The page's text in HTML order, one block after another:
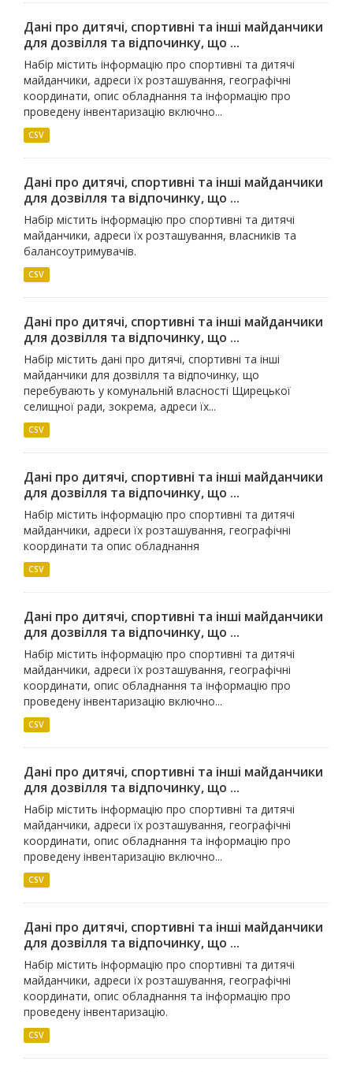
Дані про дитячі, спортивні та інші майданчики
для дозвілля та відпочинку, що ...
Набір містить інформацію про спортивні та дитячі
майданчики, адреси їх розташування, географічні
координати, опис обладнання та інформацію про
проведену інвентаризацію включно...
CSV
Дані про дитячі, спортивні та інші майданчики
для дозвілля та відпочинку, що ...
Набір містить інформацію про спортивні та дитячі
майданчики, адреси їх розташування, власників та
балансоутримувачів.
CSV
Дані про дитячі, спортивні та інші майданчики
для дозвілля та відпочинку, що ...
Набір містить дані про дитячі, спортивні та інші
майданчики для дозвілля та відпочинку, що
перебувають у комунальній власності Щирецької
селищної ради, зокрема, адреси їх...
CSV
Дані про дитячі, спортивні та інші майданчики
для дозвілля та відпочинку, що ...
Набір містить інформацію про спортивні та дитячі
майданчики, адреси їх розташування, географічні
координати та опис обладнання
CSV
Дані про дитячі, спортивні та інші майданчики
для дозвілля та відпочинку, що ...
Набір містить інформацію про спортивні та дитячі
майданчики, адреси їх розташування, географічні
координати, опис обладнання та інформацію про
проведену інвентаризацію включно...
CSV
Дані про дитячі, спортивні та інші майданчики
для дозвілля та відпочинку, що ...
Набір містить інформацію про спортивні та дитячі
майданчики, адреси їх розташування, географічні
координати, опис обладнання та інформацію про
проведену інвентаризацію включно...
CSV
Дані про дитячі, спортивні та інші майданчики
для дозвілля та відпочинку, що ...
Набір містить інформацію про спортивні та дитячі
майданчики, адреси їх розташування, географічні
координати, опис обладнання та інформацію про
проведену інвентаризацію.
CSV